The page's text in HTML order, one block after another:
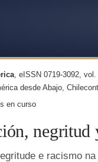
y racismo en
, eISSN 0719-3092, vol.
desde Abajo,
en curso
negritud
e racismo